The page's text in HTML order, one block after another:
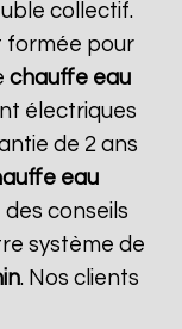
collectif.
formée pour
chauffe eau
électriques
de 2 ans
eau
des conseils
système de
. Nos clients